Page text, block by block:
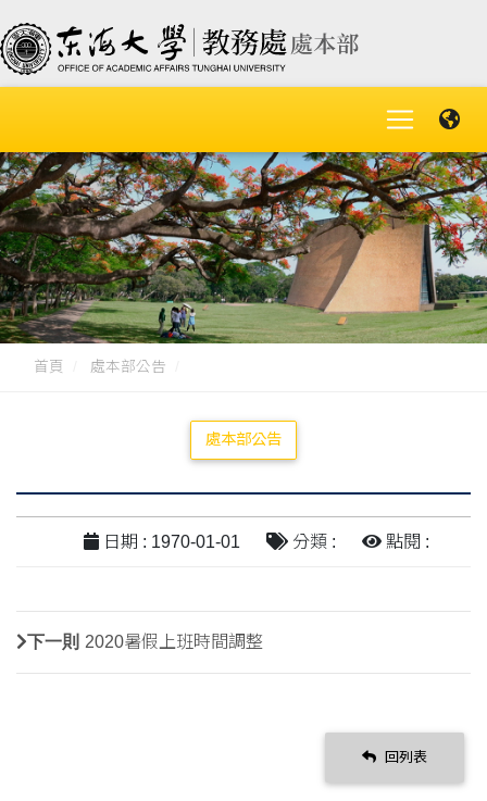
首頁 處本部公告
處本部公告
日期 : 1970-01-01 分類 : 點閱 :
下一則 2020暑假上班時間調整
回列表